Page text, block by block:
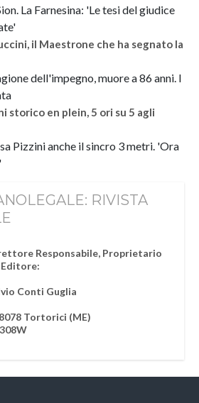
La Farnesina: 'Le tesi del giudice
il Maestrone che ha segnato la
dell'impegno, muore a 86 anni. I
storico en plein, 5 ori su 5 agli
Pizzini anche il sincro 3 metri. 'Ora
RIVISTA
Responsabile, Proprietario
Editore:
Conti Guglia
Tortorici (ME)